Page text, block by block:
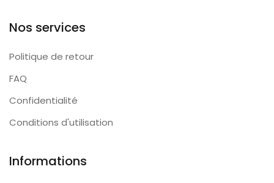
Nos services
Politique de retour
FAQ
Confidentialité
Conditions d'utilisation
Informations